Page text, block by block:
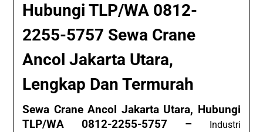
Hubungi TLP/WA 0812-
2255-5757 Sewa Crane
Ancol Jakarta Utara,
Lengkap Dan Termurah
Sewa Crane Ancol Jakarta Utara, Hubungi
TLP/WA 0812-2255-5757 –
Industri